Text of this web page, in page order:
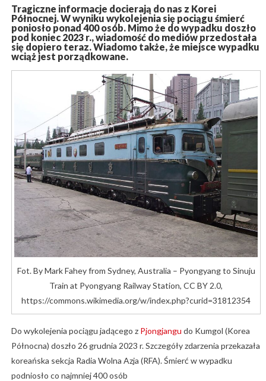
Tragiczne informacje docierają do nas z Korei
Północnej. W wyniku wykolejenia się pociągu śmierć
poniosło ponad 400 osób. Mimo że do wypadku doszło
pod koniec 2023 r., wiadomość do mediów przedostała
się dopiero teraz. Wiadomo także, że miejsce wypadku
wciąż jest porządkowane.
Fot. By Mark Fahey from Sydney, Australia – Pyongyang to Sinuju
Train at Pyongyang Railway Station, CC BY 2.0,
https://commons.wikimedia.org/w/index.php?curid=31812354
Do wykolejenia pociągu jadącego z Pjongjangu do Kumgol (Korea
Północna) doszło 26 grudnia 2023 r. Szczegóły zdarzenia przekazała
koreańska sekcja Radia Wolna Azja (RFA). Śmierć w wypadku
podniosło co najmniej 400 osób